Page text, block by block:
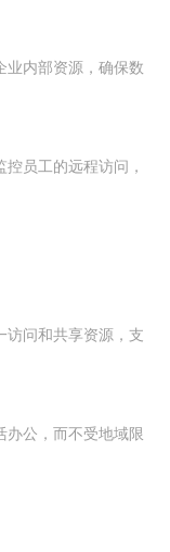
业内部资源，确保数
员工的远程访问，
访问和共享资源，支
办公，而不受地域限